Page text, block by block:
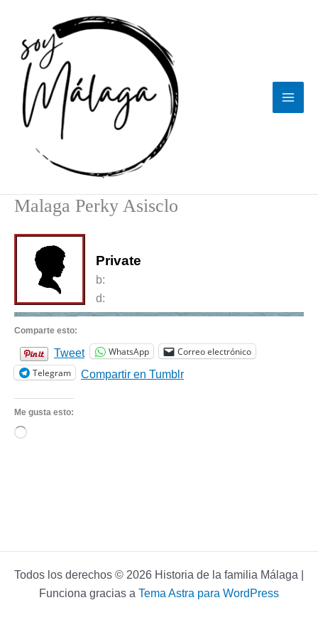
contenido
Malaga Perky Asisclo
Private
b:
d:
Comparte esto:
Tweet WhatsApp
Correo electrónico
Telegram
Compartir en Tumblr
Me gusta esto:
Cargando...
Todos los derechos © 2026 Historia de la familia Málaga |
Funciona gracias a Tema Astra para WordPress